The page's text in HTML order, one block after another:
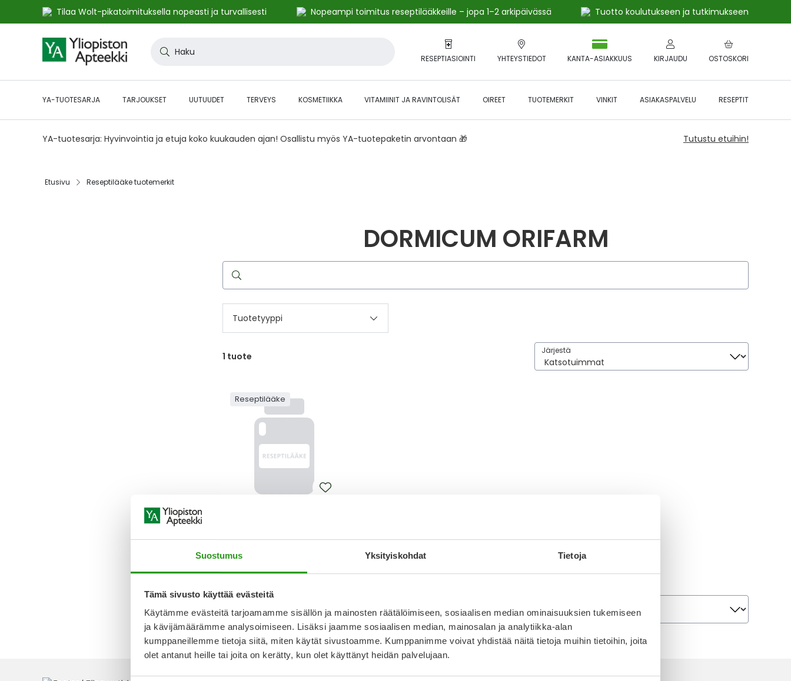
Suostumus Yksityiskohdat Tietoja
Tämä sivusto käyttää evästeitä
Käytämme evästeitä tarjoamamme sisällön ja mainosten räätälöimiseen, sosiaalisen median ominaisuuksien tukemiseen
ja kävijämäärämme analysoimiseen. Lisäksi jaamme sosiaalisen median, mainosalan ja analytiikka-alan
kumppaneillemme tietoja siitä, miten käytät sivustoamme. Kumppanimme voivat yhdistää näitä tietoja muihin tietoihin, joita
olet antanut heille tai joita on kerätty, kun olet käyttänyt heidän palvelujaan.
Tilaa Wolt-pikatoimituksella nopeasti ja turvallisesti Nopeampi toimitus reseptilääkkeille – jopa 1–2 arkipäivässä
Tuotto koulutukseen ja tutkimukseen
to
Content
RESEPTIASIOINTI YHTEYSTIEDOT OSTOSKORI
KANTA-ASIAKKUUS KIRJAUDU
YA-TUOTESARJA TARJOUKSET UUTUUDET TERVEYS KOSMETIIKKA VITAMIINIT JA RAVINTOLISÄT OIREET TUOTEMERKIT VINKIT ASIAKASPALVELU RESEPTIT
YA-tuotesarja: Hyvinvointia ja etuja koko kuukauden ajan! Osallistu myös YA-tuotepaketin arvontaan 🎁 Tutustu etuihin!
Etusivu Reseptilääke tuotemerkit
DORMICUM ORIFARM
Hae
reseptilääkettä
Tuotetyyppi
1 tuote
Järjestä
Järjestä
Reseptilääke
Alk.
1tuote